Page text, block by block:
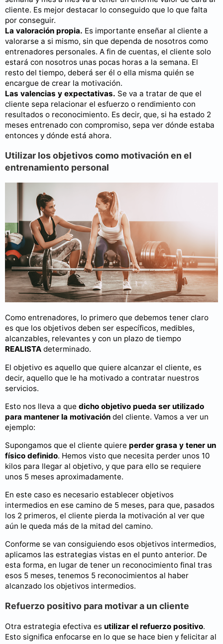
cliente. Es mejor destacar lo conseguido que lo que falta
por conseguir.
La valoración propia. Es importante enseñar al cliente a
valorarse a si mismo, sin que dependa de nosotros como
entrenadores personales. A fin de cuentas, el cliente solo
estará con nosotros unas pocas horas a la semana. El
resto del tiempo, deberá ser él o ella misma quién se
encargue de crear la motivación.
Las valencias y expectativas. Se va a tratar de que el
cliente sepa relacionar el esfuerzo o rendimiento con
resultados o reconocimiento. Es decir, que, si ha estado 2
meses entrenado con compromiso, sepa ver dónde estaba
entonces y dónde está ahora.
Utilizar los objetivos como motivación en el
entrenamiento personal
Como entrenadores, lo primero que debemos tener claro
es que los objetivos deben ser específicos, medibles,
alcanzables, relevantes y con un plazo de tiempo
REALISTA determinado.
El objetivo es aquello que quiere alcanzar el cliente, es
decir, aquello que le ha motivado a contratar nuestros
servicios.
Esto nos lleva a que dicho objetivo pueda ser utilizado
para mantener la motivación del cliente. Vamos a ver un
ejemplo:
Supongamos que el cliente quiere perder grasa y tener un
físico definido. Hemos visto que necesita perder unos 10
kilos para llegar al objetivo, y que para ello se requiere
unos 5 meses aproximadamente.
En este caso es necesario establecer objetivos
intermedios en ese camino de 5 meses, para que, pasados
los 2 primeros, el cliente pierda la motivación al ver que
aún le queda más de la mitad del camino.
Conforme se van consiguiendo esos objetivos intermedios,
aplicamos las estrategias vistas en el punto anterior. De
esta forma, en lugar de tener un reconocimiento final tras
esos 5 meses, tenemos 5 reconocimientos al haber
alcanzado los objetivos intermedios.
Refuerzo positivo para motivar a un cliente
Otra estrategia efectiva es utilizar el refuerzo positivo.
Esto significa enfocarse en lo que se hace bien y felicitar al